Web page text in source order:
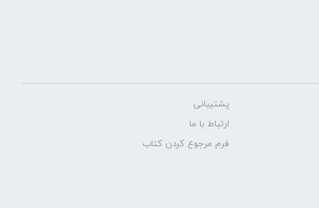
پشتیبانی
ارتباط با ما
فرم مرجوع کردن کتاب